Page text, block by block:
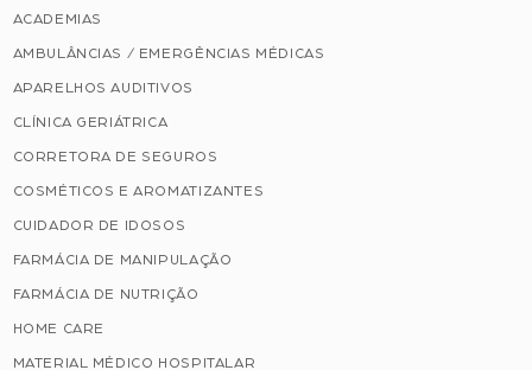
ACADEMIAS
AMBULÂNCIAS / EMERGÊNCIAS MÉDICAS
APARELHOS AUDITIVOS
CLÍNICA GERIÁTRICA
CORRETORA DE SEGUROS
COSMÉTICOS E AROMATIZANTES
CUIDADOR DE IDOSOS
FARMÁCIA DE MANIPULAÇÃO
FARMÁCIA DE NUTRIÇÃO
HOME CARE
MATERIAL MÉDICO HOSPITALAR